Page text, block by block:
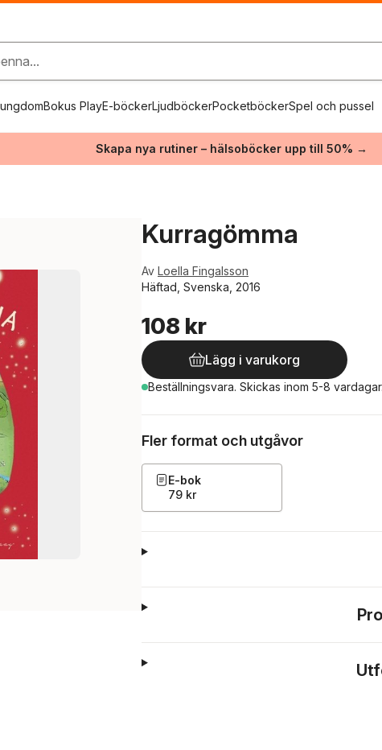
Bokus PlayE-böckerLjudböckerPocketböckerSpel och pussel
Skapa nya rutiner – hälsoböcker upp till 50% →
Kurragömma
Av Loella Fingalsson
Häftad, Svenska, 2016
108 kr
Lägg i varukorg
Beställningsvara. Skickas inom 5-8 vardagar.
Fler format och utgåvor
E-bok
79 kr